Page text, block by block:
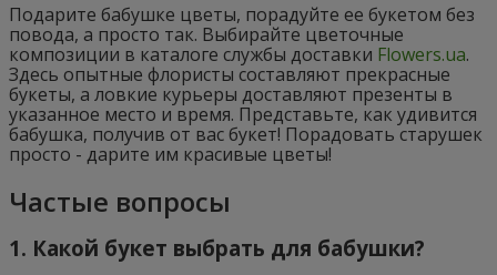
Подарите бабушке цветы, порадуйте ее букетом без
повода, а просто так. Выбирайте цветочные
композиции в каталоге службы доставки Flowers.ua.
Здесь опытные флористы составляют прекрасные
букеты, а ловкие курьеры доставляют презенты в
указанное место и время. Представьте, как удивится
бабушка, получив от вас букет! Порадовать старушек
просто - дарите им красивые цветы!
Частые вопросы
1. Какой букет выбрать для бабушки?